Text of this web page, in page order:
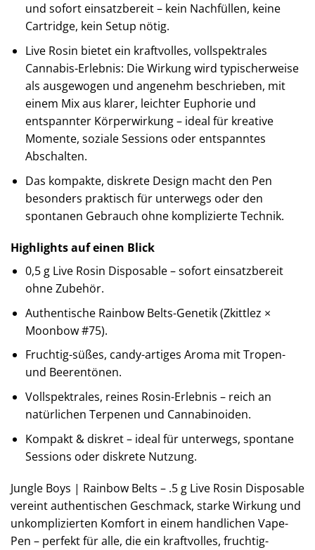
und sofort einsatzbereit – kein Nachfüllen, keine
Cartridge, kein Setup nötig.
Live Rosin bietet ein kraftvolles, vollspektrales
Cannabis-Erlebnis: Die Wirkung wird typischerweise
als ausgewogen und angenehm beschrieben, mit
einem Mix aus klarer, leichter Euphorie und
entspannter Körperwirkung – ideal für kreative
Momente, soziale Sessions oder entspanntes
Abschalten.
Das kompakte, diskrete Design macht den Pen
besonders praktisch für unterwegs oder den
spontanen Gebrauch ohne komplizierte Technik.
Highlights auf einen Blick
0,5 g Live Rosin Disposable – sofort einsatzbereit
ohne Zubehör.
Authentische Rainbow Belts-Genetik (Zkittlez ×
Moonbow #75).
Fruchtig-süßes, candy-artiges Aroma mit Tropen-
und Beerentönen.
Vollspektrales, reines Rosin-Erlebnis – reich an
natürlichen Terpenen und Cannabinoiden.
Kompakt & diskret – ideal für unterwegs, spontane
Sessions oder diskrete Nutzung.
Jungle Boys | Rainbow Belts – .5 g Live Rosin Disposable
vereint authentischen Geschmack, starke Wirkung und
unkomplizierten Komfort in einem handlichen Vape-
Pen – perfekt für alle, die ein kraftvolles, fruchtig-